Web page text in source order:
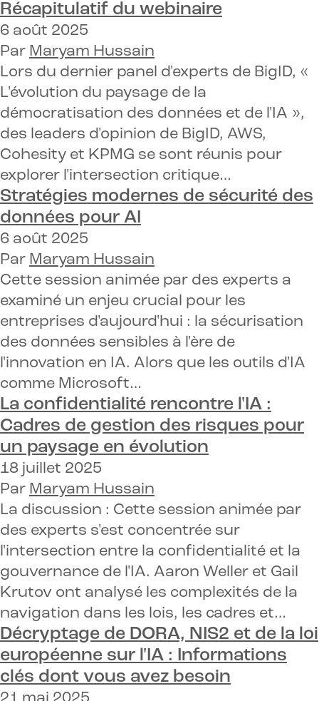
Récapitulatif du webinaire
6 août 2025
Par Maryam Hussain
Lors du dernier panel d'experts de BigID, «
L'évolution du paysage de la
démocratisation des données et de l'IA »,
des leaders d'opinion de BigID, AWS,
Cohesity et KPMG se sont réunis pour
explorer l'intersection critique…
Stratégies modernes de sécurité des
données pour AI
6 août 2025
Par Maryam Hussain
Cette session animée par des experts a
examiné un enjeu crucial pour les
entreprises d'aujourd'hui : la sécurisation
des données sensibles à l'ère de
l'innovation en IA. Alors que les outils d'IA
comme Microsoft…
La confidentialité rencontre l'IA :
Cadres de gestion des risques pour
un paysage en évolution
18 juillet 2025
Par Maryam Hussain
La discussion : Cette session animée par
des experts s'est concentrée sur
l'intersection entre la confidentialité et la
gouvernance de l'IA. Aaron Weller et Gail
Krutov ont analysé les complexités de la
navigation dans les lois, les cadres et…
Décryptage de DORA, NIS2 et de la loi
européenne sur l'IA : Informations
clés dont vous avez besoin